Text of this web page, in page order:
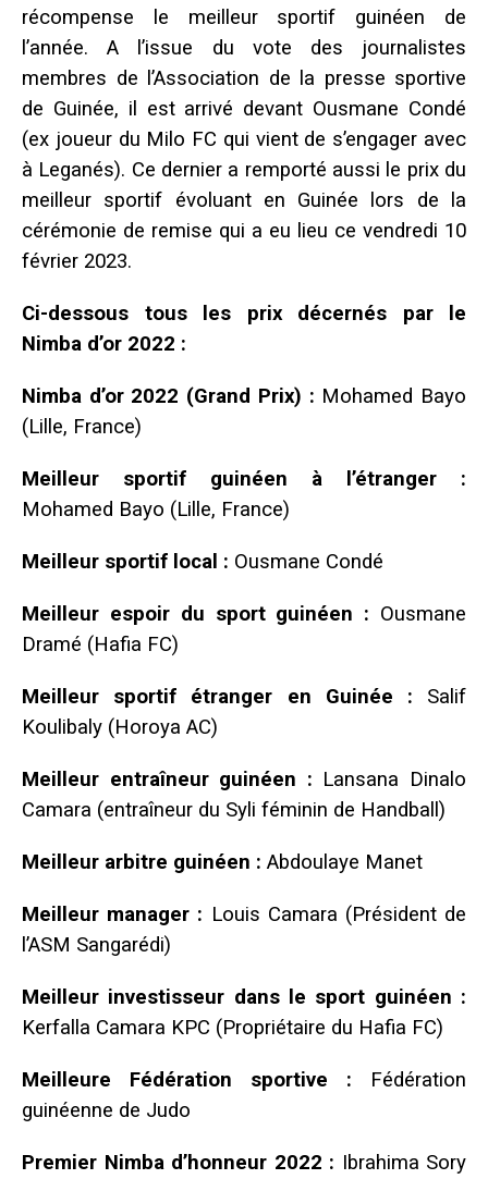
récompense le meilleur sportif guinéen de
l’année. A l’issue du vote des journalistes
membres de l’Association de la presse sportive
de Guinée, il est arrivé devant Ousmane Condé
(ex joueur du Milo FC qui vient de s’engager avec
à Leganés). Ce dernier a remporté aussi le prix du
meilleur sportif évoluant en Guinée lors de la
cérémonie de remise qui a eu lieu ce vendredi 10
février 2023.
Ci-dessous tous les prix décernés par le
Nimba d’or 2022 :
Nimba d’or 2022 (Grand Prix) : Mohamed Bayo
(Lille, France)
Meilleur sportif guinéen à l’étranger :
Mohamed Bayo (Lille, France)
Meilleur sportif local : Ousmane Condé
Meilleur espoir du sport guinéen : Ousmane
Dramé (Hafia FC)
Meilleur sportif étranger en Guinée : Salif
Koulibaly (Horoya AC)
Meilleur entraîneur guinéen : Lansana Dinalo
Camara (entraîneur du Syli féminin de Handball)
Meilleur arbitre guinéen : Abdoulaye Manet
Meilleur manager : Louis Camara (Président de
l’ASM Sangarédi)
Meilleur investisseur dans le sport guinéen :
Kerfalla Camara KPC (Propriétaire du Hafia FC)
Meilleure Fédération sportive : Fédération
guinéenne de Judo
Premier Nimba d’honneur 2022 : Ibrahima Sory